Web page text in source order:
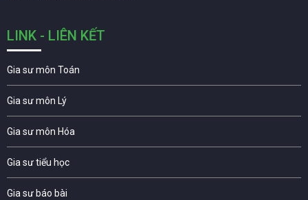
LINK - LIÊN KẾT
Gia sư môn Toán
Gia sư môn Lý
Gia sư môn Hóa
Gia sư tiểu học
Gia sư báo bài